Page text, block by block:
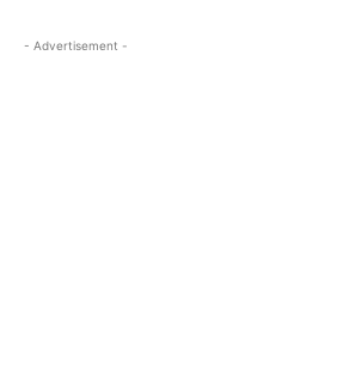
- Advertisement -